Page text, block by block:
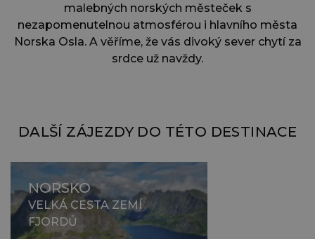
malebných norských městeček s
nezapomenutelnou atmosférou i hlavního města
Norska Osla. A věříme, že vás divoký sever chytí za
srdce už navždy.
DALŠÍ ZÁJEZDY DO TÉTO DESTINACE
NORSKO
VELKÁ CESTA ZEMÍ
FJORDŮ